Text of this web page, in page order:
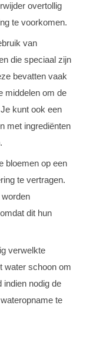
overtollig
te voorkomen.
van
die speciaal zijn
bevatten vaak
middelen om de
kunt ook een
met ingrediënten
bloemen op een
te vertragen.
dit hun
verwelkte
water schoon om
indien nodig de
te